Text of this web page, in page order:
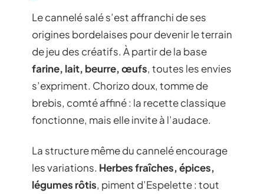
Le cannelé salé s’est affranchi de ses
origines bordelaises pour devenir le terrain
de jeu des créatifs. À partir de la base
farine, lait, beurre, œufs, toutes les envies
s’expriment. Chorizo doux, tomme de
brebis, comté affiné : la recette classique
fonctionne, mais elle invite à l’audace.
La structure même du cannelé encourage
les variations. Herbes fraîches, épices,
légumes rôtis, piment d’Espelette : tout